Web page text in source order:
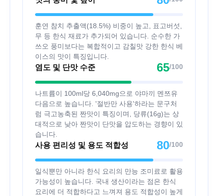
훈연 참치 추출액(18.5%) 비중이 높고, 표고버섯,
무 등 한식 재료가 추가되어 있습니다. 순수한 가
쓰오 풍미보다는 복합적이고 감칠맛 강한 한식 베
이스의 맛이 특징입니다.
염도 및 단맛 수준 65/100
나트륨이 100ml당 6,040mg으로 야마끼 멘쯔유
다음으로 높습니다. '절반만 사용'하라는 문구처
럼 극고농축된 짠맛이 특징이며, 당류(16g)는 상
대적으로 낮아 짠맛이 단맛을 압도하는 경향이 있
습니다.
사용 편리성 및 용도 적합성 80/100
일식뿐만 아니라 한식 요리의 만능 조미료로 활용
가능성이 높습니다. 국내 생산이라는 점은 한식
요리에 더 적합하다고 느껴져 용도 적합성이 높게